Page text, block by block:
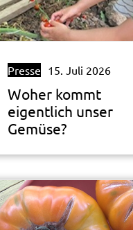
Presse 15. Juli 2026
Woher kommt
eigentlich unser
Gemüse?